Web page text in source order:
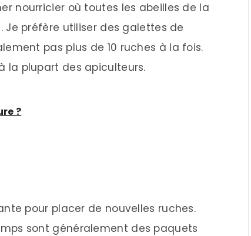
nourricier où toutes les abeilles de la
Je préfère utiliser des galettes de
pas plus de 10 ruches à la fois.
la plupart des apiculteurs.
?
pour placer de nouvelles ruches.
sont généralement des paquets